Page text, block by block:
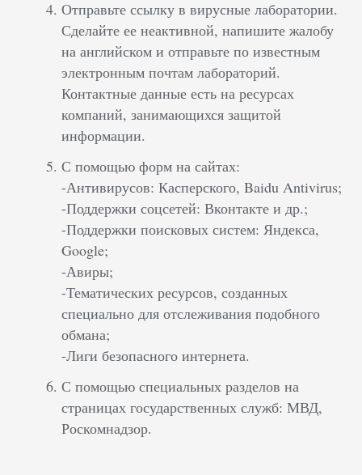
Отправьте ссылку в вирусные лаборатории.
Сделайте ее неактивной, напишите жалобу
на английском и отправьте по известным
электронным почтам лабораторий.
Контактные данные есть на ресурсах
компаний, занимающихся защитой
информации.
С помощью форм на сайтах:
-Антивирусов: Касперского, Baidu Antivirus;
-Поддержки соцсетей: Вконтакте и др.;
-Поддержки поисковых систем: Яндекса,
Google;
-Авиры;
-Тематических ресурсов, созданных
специально для отслеживания подобного
обмана;
-Лиги безопасного интернета.
С помощью специальных разделов на
страницах государственных служб: МВД,
Роскомнадзор.